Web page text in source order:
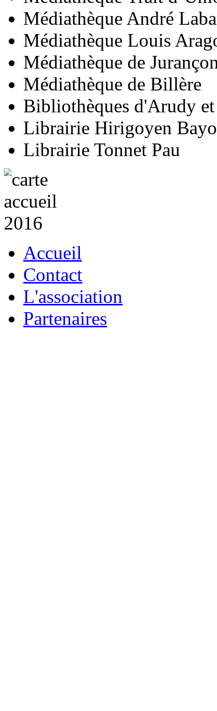
Médiathèque André
Médiathèque Louis
Médiathèque de
Médiathèque de Billère
Bibliothèques d'Arudy
Librairie Hirigoyen
Librairie Tonnet Pau
Accueil
Contact
L'association
Partenaires